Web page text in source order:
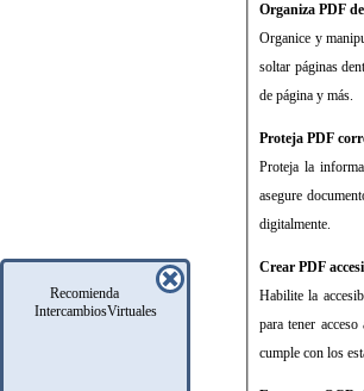
Recomienda
IntercambiosVirtuales
Organiza PDF
Organice y
soltar páginas
de página y más.
Proteja PDF
Proteja la
asegure
digitalmente.
Crear PDF
Habilite la
para tener
cumple con los